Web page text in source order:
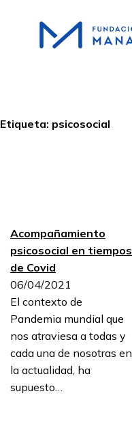
Etiqueta: psicosocial
Acompañamiento
psicosocial en tiempos
de Covid
06/04/2021
El contexto de
Pandemia mundial que
nos atraviesa a todas y
cada una de nosotras en
la actualidad, ha
supuesto…